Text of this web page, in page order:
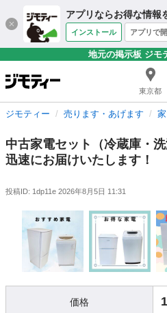
アプリならお得な情報
インストール アプリで
地元の掲示板 ジモ
東京都
ジモティー 売ります・あげます
中古家電セット（冷蔵庫・
迅速にお届けいたします！
投稿ID: 1dp11e 2026年8月5日 11:31
価格